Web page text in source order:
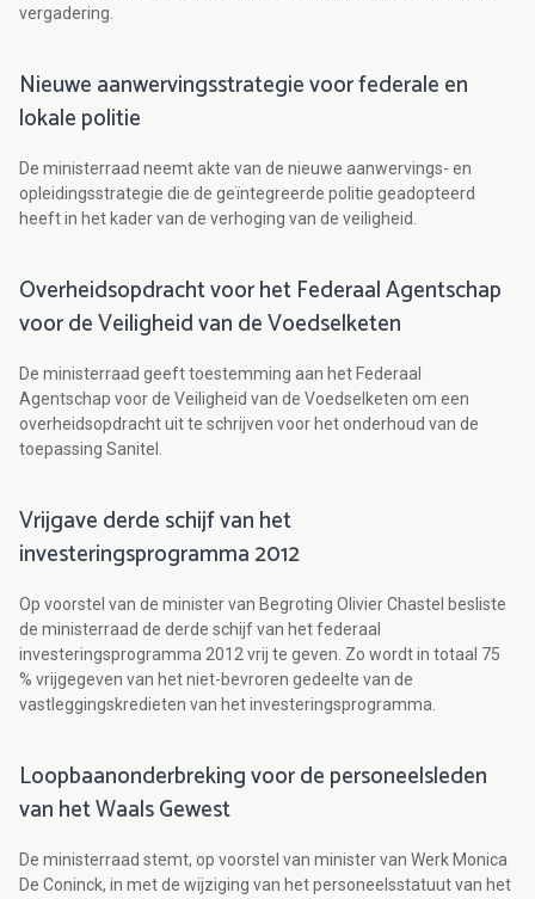
vergadering.
Nieuwe aanwervingsstrategie voor federale en
lokale politie
De ministerraad neemt akte van de nieuwe aanwervings- en
opleidingsstrategie die de geïntegreerde politie geadopteerd
heeft in het kader van de verhoging van de veiligheid.
Overheidsopdracht voor het Federaal Agentschap
voor de Veiligheid van de Voedselketen
De ministerraad geeft toestemming aan het Federaal
Agentschap voor de Veiligheid van de Voedselketen om een
overheidsopdracht uit te schrijven voor het onderhoud van de
toepassing Sanitel.
Vrijgave derde schijf van het
investeringsprogramma 2012
Op voorstel van de minister van Begroting Olivier Chastel besliste
de ministerraad de derde schijf van het federaal
investeringsprogramma 2012 vrij te geven. Zo wordt in totaal 75
% vrijgegeven van het niet-bevroren gedeelte van de
vastleggingskredieten van het investeringsprogramma.
Loopbaanonderbreking voor de personeelsleden
van het Waals Gewest
De ministerraad stemt, op voorstel van minister van Werk Monica
De Coninck, in met de wijziging van het personeelsstatuut van het